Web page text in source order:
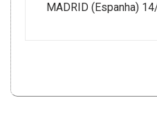
MADRID (Espanha)